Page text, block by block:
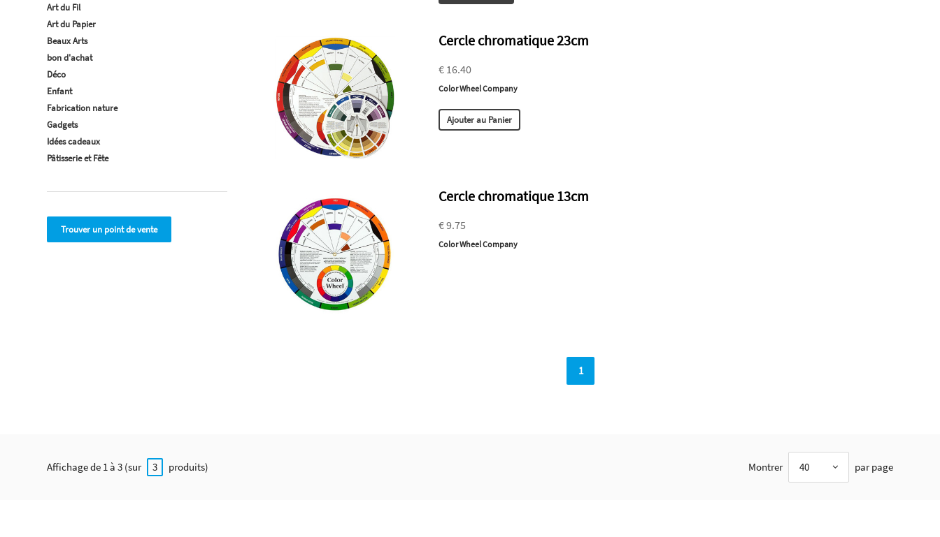
Cercle chromatique 23cm
€ 16.40
Color Wheel Company
Ajouter au Panier
Cercle chromatique 13cm
€ 9.75
Color Wheel Company
1
Art du Fil
Art du Papier
Beaux Arts
bon d'achat
Déco
Enfant
Fabrication nature
Gadgets
Idées cadeaux
Pâtisserie et Fête
Trouver un point de vente
Affichage de 1 à 3 (sur 3 produits) Montrer 40 par page